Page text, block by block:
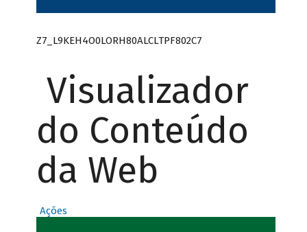
Z7_L9KEH4O0LORH80ALCLTPF802C7
Visualizador
do Conteúdo
da Web
Ações